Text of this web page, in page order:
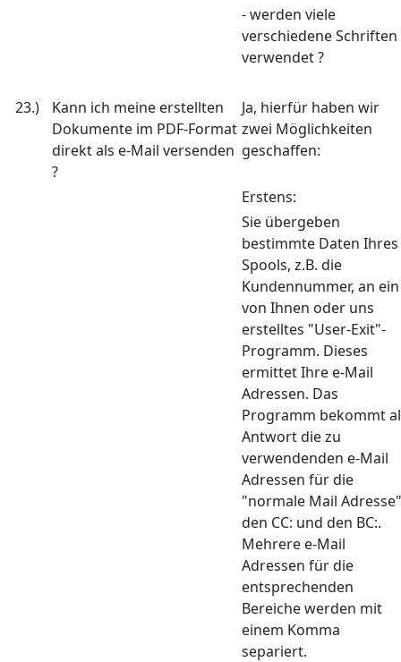
- werden viele
verschiedene Schriften
verwendet ?
23.)
Kann ich meine erstellten
Dokumente im PDF-Format
direkt als e-Mail versenden
?
Ja, hierfür haben wir
zwei Möglichkeiten
geschaffen:
Erstens:
Sie übergeben
bestimmte Daten Ihres
Spools, z.B. die
Kundennummer, an ein
von Ihnen oder uns
erstelltes "User-Exit"-
Programm. Dieses
ermittet Ihre e-Mail
Adressen. Das
Programm bekommt
Antwort die zu
verwendenden e-Mail
Adressen für die
"normale Mail
den CC: und den BC:.
Mehrere e-Mail
Adressen für die
entsprechenden
Bereiche werden mit
einem Komma
separiert.